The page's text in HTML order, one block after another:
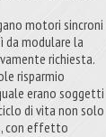
motori sincroni
da modulare la
richiesta.
risparmio
erano soggetti
di vita non solo
con effetto